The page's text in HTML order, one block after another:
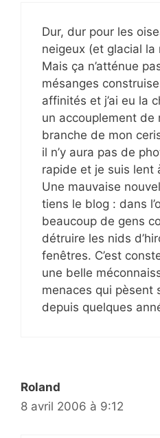
Dur, dur pour les
neigeux (et glacial la
Mais ça n’atténue
mésanges
affinités et j’ai eu la
un accouplement de
branche de mon
il n’y aura pas de
rapide et je suis lent
Une mauvaise
tiens le blog : dans
beaucoup de gens
détruire les nids
fenêtres. C’est
une belle
menaces qui pèsent
depuis quelques
Roland
8 avril 2006 à 9:12